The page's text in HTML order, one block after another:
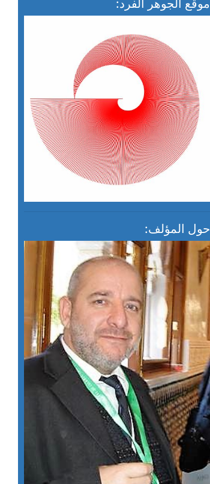
موقع الجوهر الفرد:
حول المؤلف: